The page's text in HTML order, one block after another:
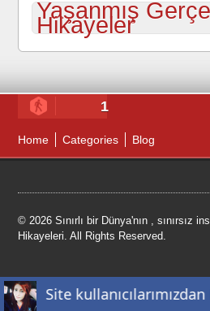
Yaşanmış
Hikayeler
1
Home Categories Blog
© 2026 Sınırlı bir Dünya'nın , sınırsız
Hikayeleri. All Rights Reserved.
ClassiPress
Site kullanıcılarımızdan